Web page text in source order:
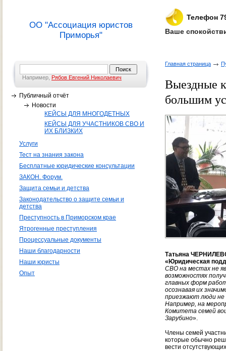
ОО "Ассоциация юристов
Приморья"
Телефон
Ваше
Например, Рябов Евгений Николаевич
Публичный отчёт
Новости
КЕЙСЫ ДЛЯ МНОГОДЕТНЫХ
КЕЙСЫ ДЛЯ УЧАСТНИКОВ СВО И
ИХ БЛИЗКИХ
Услуги
Тест на знания закона
Бесплатные юридические консультации
ЗАКОН. Форум.
Защита семьи и детства
Законодательство о защите семьи и
детства
Преступность в Приморском крае
Ятрогенные преступления
Процессуальные документы
Наши благодарности
Наши юристы
Опыт
Главная страница
Выездные
большим
Татьяна
«Юридическая
СВО на местах не
возможностях
главных форм
осознавая их
приезжают люди не
Например, на
Комитета семей
Зарубино».
Члены семей
которые обычно
вести